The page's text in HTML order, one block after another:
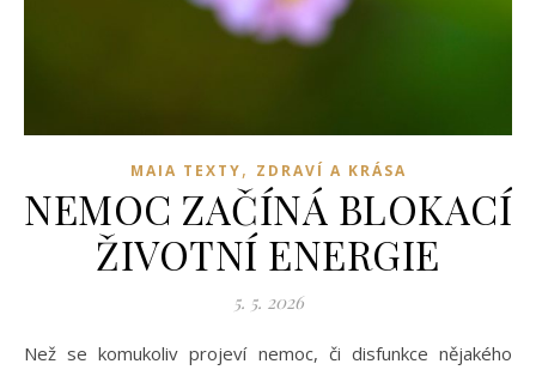
MAIA TEXTY, ZDRAVÍ A KRÁSA
NEMOC ZAČÍNÁ BLOKACÍ
ŽIVOTNÍ ENERGIE
5. 5. 2026
Než se komukoliv projeví nemoc, či disfunkce nějakého